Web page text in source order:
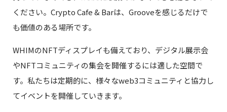
ください。Crypto Cafe & Barは、Grooveを感じるだけで
も価値のある場所です。
WHIMのNFTディスプレイも備えており、デジタル展示会
やNFTコミュニティの集会を開催するには適した空間で
す。私たちは定期的に、様々なweb3コミュニティと協力し
てイベントを開催していきます。